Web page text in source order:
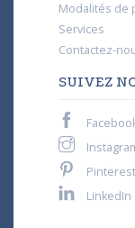
Modalités de
Services
Contactez-
SUIVEZ
Pinterest
LinkedIn